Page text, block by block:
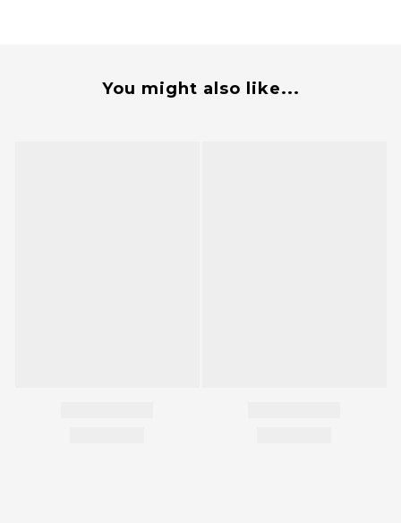
You might also like...